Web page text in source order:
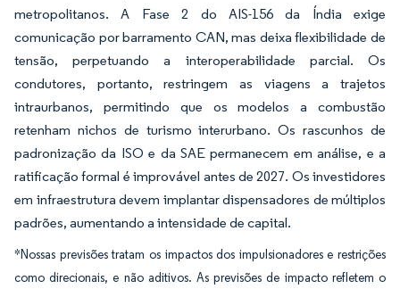
metropolitanos. A Fase 2 do AIS-156 da Índia exige
comunicação por barramento CAN, mas deixa flexibilidade de
tensão, perpetuando a interoperabilidade parcial. Os
condutores, portanto, restringem as viagens a trajetos
intraurbanos, permitindo que os modelos a combustão
retenham nichos de turismo interurbano. Os rascunhos de
padronização da ISO e da SAE permanecem em análise, e a
ratificação formal é improvável antes de 2027. Os investidores
em infraestrutura devem implantar dispensadores de múltiplos
padrões, aumentando a intensidade de capital.
*Nossas previsões tratam os impactos dos impulsionadores e restrições
como direcionais, e não aditivos. As previsões de impacto refletem o